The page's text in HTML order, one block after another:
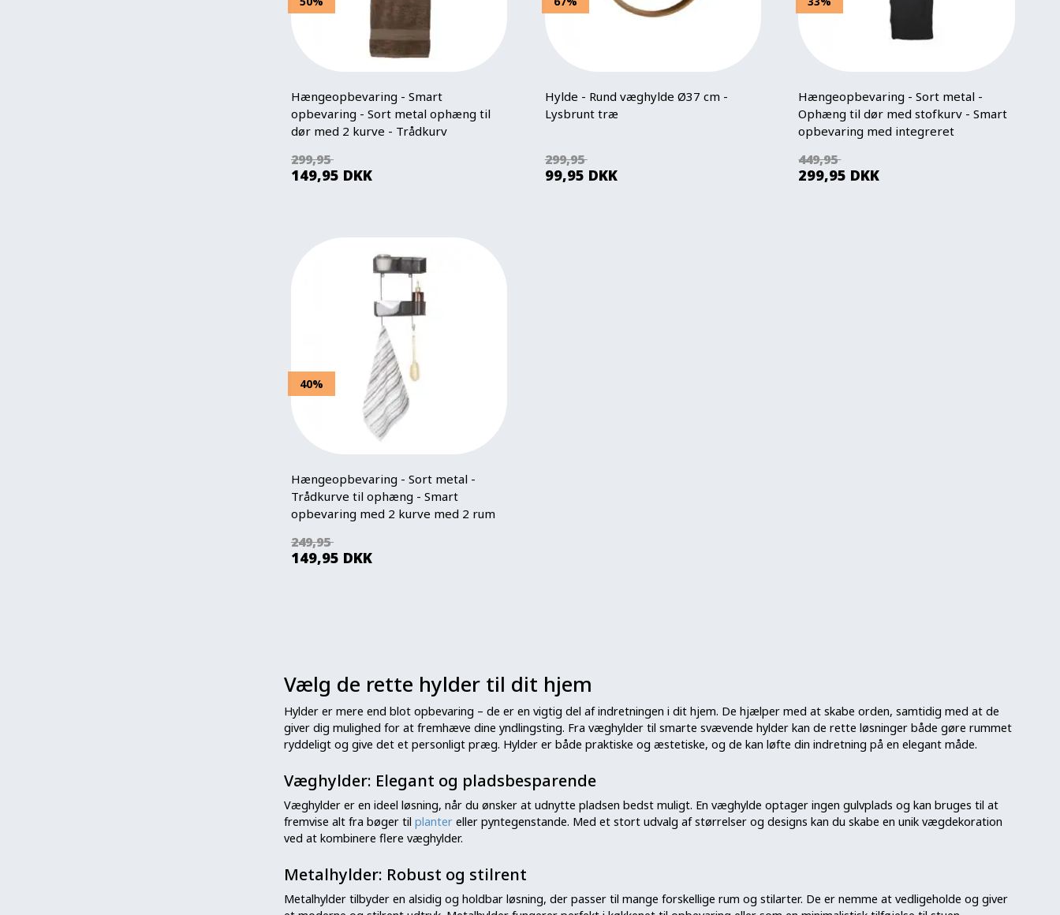
Hængeopbevaring - Smart
opbevaring - Sort metal ophæng til
dør med 2 kurve - Trådkurv
299,95
149,95 DKK
Hylde - Rund væghylde Ø37 cm -
Lysbrunt træ
299,95
99,95 DKK
Hængeopbevaring - Sort metal -
Ophæng til dør med stofkurv - Smart
opbevaring med integreret
449,95
299,95 DKK
40%
Hængeopbevaring - Sort metal -
Trådkurve til ophæng - Smart
opbevaring med 2 kurve med 2 rum
249,95
149,95 DKK
Vælg de rette hylder til dit hjem
Hylder er mere end blot opbevaring – de er en vigtig del af indretningen i dit hjem. De hjælper med at skabe orden, samtidig med at de
giver dig mulighed for at fremhæve dine yndlingsting. Fra væghylder til smarte svævende hylder kan de rette løsninger både gøre rummet
ryddeligt og give det et personligt præg. Hylder er både praktiske og æstetiske, og de kan løfte din indretning på en elegant måde.
Væghylder: Elegant og pladsbesparende
Væghylder er en ideel løsning, når du ønsker at udnytte pladsen bedst muligt. En væghylde optager ingen gulvplads og kan bruges til at
fremvise alt fra bøger tilplantereller pyntegenstande. Med et stort udvalg af størrelser og designs kan du skabe en unik vægdekoration
ved at kombinere flere væghylder.
Metalhylder: Robust og stilrent
Metalhylder tilbyder en alsidig og holdbar løsning, der passer til mange forskellige rum og stilarter. De er nemme at vedligeholde og giver